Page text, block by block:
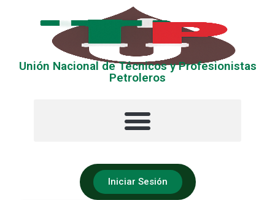
Unión Nacional de Técnicos y Profesionistas
Petroleros
Iniciar Sesión